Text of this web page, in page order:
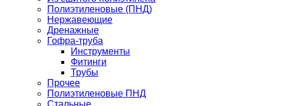
Полиэтиленовые (ПНД)
Нержавеющие
Дренажные
Гофра-труба
Инструменты
Фитинги
Трубы
Прочее
Полиэтиленовые ПНД
Стальные